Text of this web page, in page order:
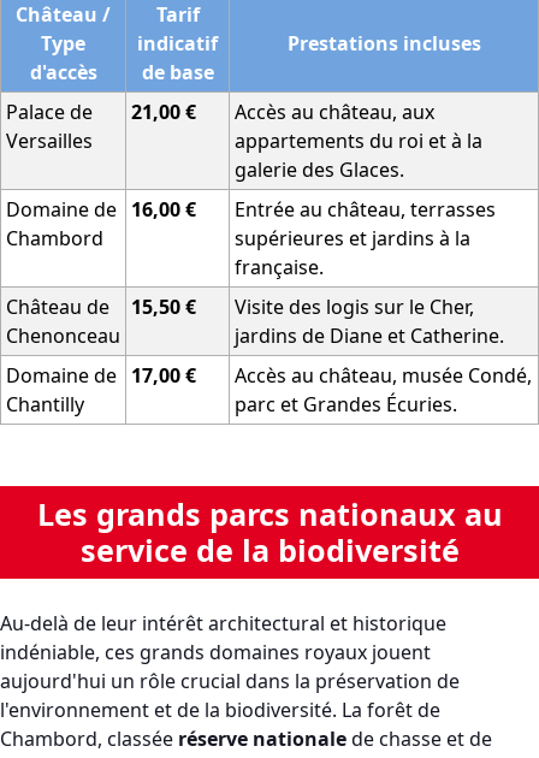
Château /
Type
d'accès
Tarif
indicatif
de base
Prestations incluses
Palace de
Versailles
21,00 €
Accès au château, aux
appartements du roi et à la
galerie des Glaces.
Domaine de
Chambord
16,00 €
Entrée au château, terrasses
supérieures et jardins à la
française.
Château de
Chenonceau
15,50 €
Visite des logis sur le Cher,
jardins de Diane et Catherine.
Domaine de
Chantilly
17,00 €
Accès au château, musée Condé,
parc et Grandes Écuries.
Les grands parcs nationaux au
service de la biodiversité
Au-delà de leur intérêt architectural et historique
indéniable, ces grands domaines royaux jouent
aujourd'hui un rôle crucial dans la préservation de
l'environnement et de la biodiversité. La forêt de
Chambord, classée réserve nationalede chasse et de